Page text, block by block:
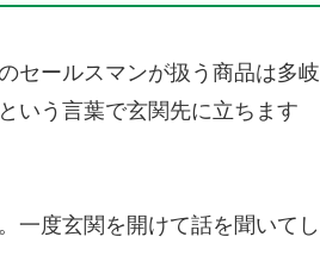
セールスマンが扱う商品は多岐
いう言葉で玄関先に立ちます
一度玄関を開けて話を聞いてし